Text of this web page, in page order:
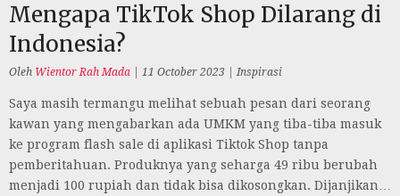
Mengapa TikTok Shop Dilarang di
Indonesia?
Oleh Wientor Rah Mada 11 October 2023 |Inspirasi
Saya masih termangu melihat sebuah pesan dari seorang
kawan yang mengabarkan ada UMKM yang tiba-tiba masuk
ke program flash sale di aplikasi Tiktok Shop tanpa
pemberitahuan. Produknya yang seharga 49 ribu berubah
menjadi 100 rupiah dan tidak bisa dikosongkan. Dijanjikan…